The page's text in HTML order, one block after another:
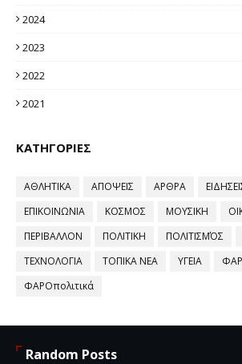
2024
2023
2022
2021
ΚΑΤΗΓΟΡΙΕΣ
ΑΘΛΗΤΙΚΑ ΑΠΟΨΕΙΣ ΑΡΘΡΑ
ΕΠΙΚΟΙΝΩΝΙΑ
ΚΟΣΜΟΣ ΜΟΥΣΙΚΗ
ΠΕΡΙΒΑΛΛΟΝ
ΠΟΛΙΤΙΚΗ ΠΟΛΙΤΙΣΜΌΣ
ΤΕΧΝΟΛΟΓΙΑ
ΤΟΠΙΚΑ ΝΕΑ ΥΓΕΙΑ
ΦΑΡΟπολιτικά
Random Posts